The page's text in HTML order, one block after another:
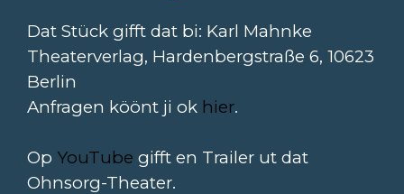
Dat Stück gifft dat bi: Karl Mahnke
Theaterverlag, Hardenbergstraße 6, 10623
Berlin
Anfragen köönt ji ok hier.
Op YouTube gifft en Trailer ut dat
Ohnsorg-Theater.